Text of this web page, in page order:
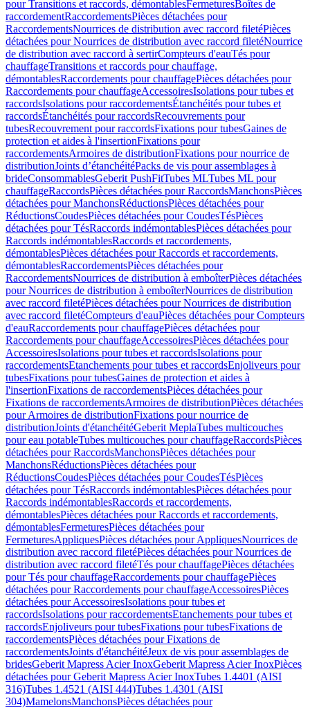
pour Transitions et raccords, démontablesFermeturesBoîtes de
raccordementRaccordementsPièces détachées pour
RaccordementsNourrices de distribution avec raccord filetéPièces
détachées pour Nourrices de distribution avec raccord filetéNourrice
de distribution avec raccord à sertirCompteurs d'eauTés pour
chauffageTransitions et raccords pour chauffage,
démontablesRaccordements pour chauffagePièces détachées pour
Raccordements pour chauffageAccessoiresIsolations pour tubes et
raccordsIsolations pour raccordementsÉtanchéités pour tubes et
raccordsÉtanchéités pour raccordsRecouvrements pour
tubesRecouvrement pour raccordsFixations pour tubesGaines de
protection et aides à l'insertionFixations pour
raccordementsArmoires de distributionFixations pour nourrice de
distributionJoints d’étanchéitéPacks de vis pour assemblages à
brideConsommablesGeberit PushFitTubes MLTubes ML pour
chauffageRaccordsPièces détachées pour RaccordsManchonsPièces
détachées pour ManchonsRéductionsPièces détachées pour
RéductionsCoudesPièces détachées pour CoudesTésPièces
détachées pour TésRaccords indémontablesPièces détachées pour
Raccords indémontablesRaccords et raccordements,
démontablesPièces détachées pour Raccords et raccordements,
démontablesRaccordementsPièces détachées pour
RaccordementsNourrices de distribution à emboîterPièces détachées
pour Nourrices de distribution à emboîterNourrices de distribution
avec raccord filetéPièces détachées pour Nourrices de distribution
avec raccord filetéCompteurs d'eauPièces détachées pour Compteurs
d'eauRaccordements pour chauffagePièces détachées pour
Raccordements pour chauffageAccessoiresPièces détachées pour
AccessoiresIsolations pour tubes et raccordsIsolations pour
raccordementsEtanchements pour tubes et raccordsEnjoliveurs pour
tubesFixations pour tubesGaines de protection et aides à
l'insertionFixations de raccordementsPièces détachées pour
Fixations de raccordementsArmoires de distributionPièces détachées
pour Armoires de distributionFixations pour nourrice de
distributionJoints d'étanchéitéGeberit MeplaTubes multicouches
pour eau potableTubes multicouches pour chauffageRaccordsPièces
détachées pour RaccordsManchonsPièces détachées pour
ManchonsRéductionsPièces détachées pour
RéductionsCoudesPièces détachées pour CoudesTésPièces
détachées pour TésRaccords indémontablesPièces détachées pour
Raccords indémontablesRaccords et raccordements,
démontablesPièces détachées pour Raccords et raccordements,
démontablesFermeturesPièces détachées pour
FermeturesAppliquesPièces détachées pour AppliquesNourrices de
distribution avec raccord filetéPièces détachées pour Nourrices de
distribution avec raccord filetéTés pour chauffagePièces détachées
pour Tés pour chauffageRaccordements pour chauffagePièces
détachées pour Raccordements pour chauffageAccessoiresPièces
détachées pour AccessoiresIsolations pour tubes et
raccordsIsolations pour raccordementsEtanchements pour tubes et
raccordsEnjoliveurs pour tubesFixations pour tubesFixations de
raccordementsPièces détachées pour Fixations de
raccordementsJoints d'étanchéitéJeux de vis pour assemblages de
bridesGeberit Mapress Acier InoxGeberit Mapress Acier InoxPièces
détachées pour Geberit Mapress Acier InoxTubes 1.4401 (AISI
316)Tubes 1.4521 (AISI 444)Tubes 1.4301 (AISI
304)MamelonsManchonsPièces détachées pour